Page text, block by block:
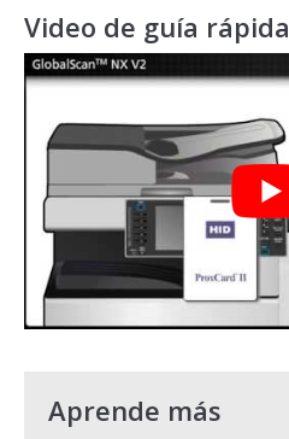
Video de guía rápida
Aprende más